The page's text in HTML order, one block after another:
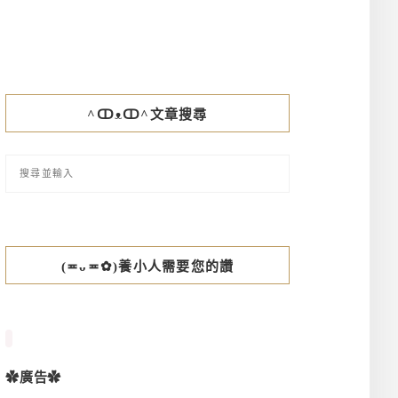
^ↀᴥↀ^文章搜尋
(≖ᴗ≖✿)養小人需要您的讚
✿廣告✿